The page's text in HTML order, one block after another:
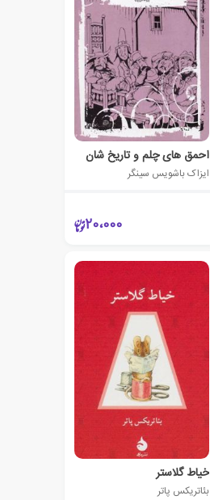
احمق های چلم و تاریخ شان
ایزاک باشویس سینگر
20،000
خیاط گلاستر
بئاتریکس پاتر